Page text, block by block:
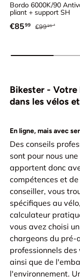
Bordo 6000K/90
pliant + support SH
Prix soldé
€8599 Prix habituel
€9995
Bikester - Votre
dans les vélos
En ligne, mais avec
Des conseils
sont pour nous
apportent donc
compétences et
conseiller, vous
spécifiques au
calculateur
vous avez choisi
chargeons du pré-
professionnels
ainsi que de
l'environnement.